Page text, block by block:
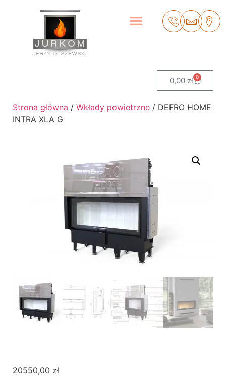
0,00 zł 0
Strona główna / Wkłady powietrzne / DEFRO HOME
INTRA XLA G
20550,00 zł